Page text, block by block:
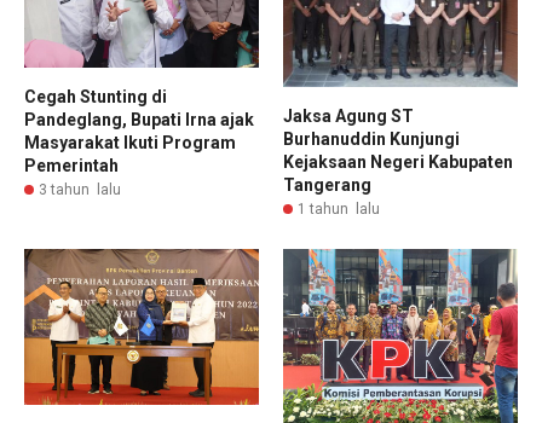
Cegah Stunting di
Pandeglang, Bupati Irna ajak
Masyarakat Ikuti Program
Pemerintah
3 tahun lalu
Jaksa Agung ST
Burhanuddin Kunjungi
Kejaksaan Negeri Kabupaten
Tangerang
1 tahun lalu